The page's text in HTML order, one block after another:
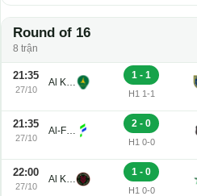
Round of 16
8 trận
21:35
27/10
Al Khaleej Saihat
1 - 1
H1 1-1
21:35
27/10
Al-Fateh
2 - 0
H1 0-0
22:00
27/10
Al Kholood
1 - 0
H1 0-0